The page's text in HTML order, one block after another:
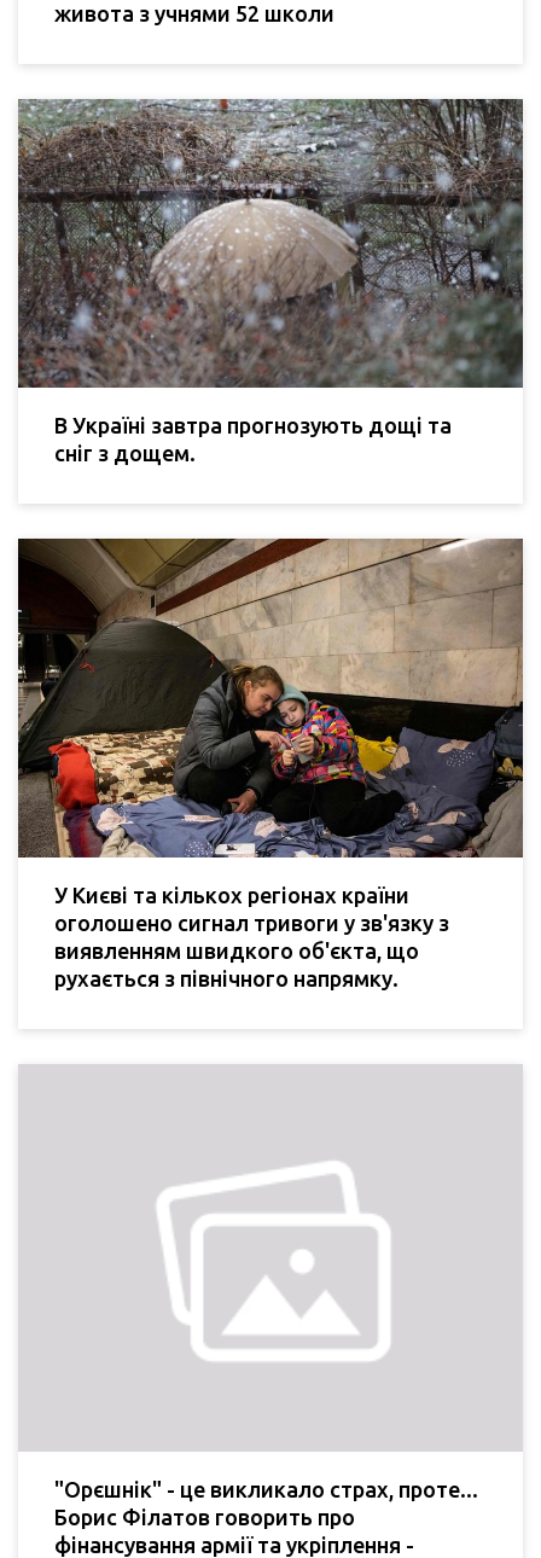
живота з учнями 52 школи
В Україні завтра прогнозують дощі та
сніг з дощем.
У Києві та кількох регіонах країни
оголошено сигнал тривоги у зв'язку з
виявленням швидкого об'єкта, що
рухається з північного напрямку.
"Орєшнік" - це викликало страх, проте...
Борис Філатов говорить про
фінансування армії та укріплення -